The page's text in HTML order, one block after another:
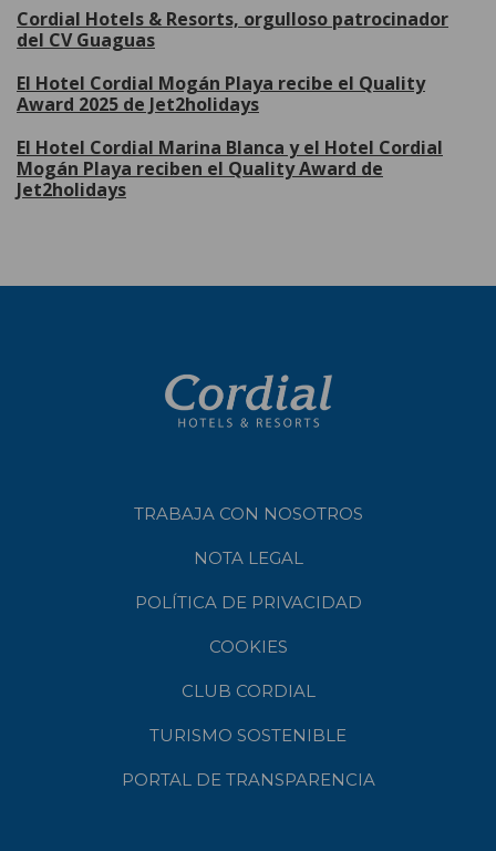
Cordial Hotels & Resorts, orgulloso patrocinador
del CV Guaguas
El Hotel Cordial Mogán Playa recibe el Quality
Award 2025 de Jet2holidays
El Hotel Cordial Marina Blanca y el Hotel Cordial
Mogán Playa reciben el Quality Award de
Jet2holidays
TRABAJA CON NOSOTROS
NOTA LEGAL
POLÍTICA DE PRIVACIDAD
COOKIES
CLUB CORDIAL
TURISMO SOSTENIBLE
PORTAL DE TRANSPARENCIA